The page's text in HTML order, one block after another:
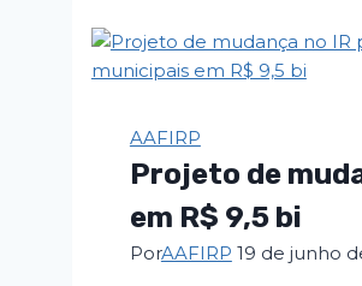
AAFIRP
Projeto de
em R$ 9,5 bi
PorAAFIRP 19 de junho